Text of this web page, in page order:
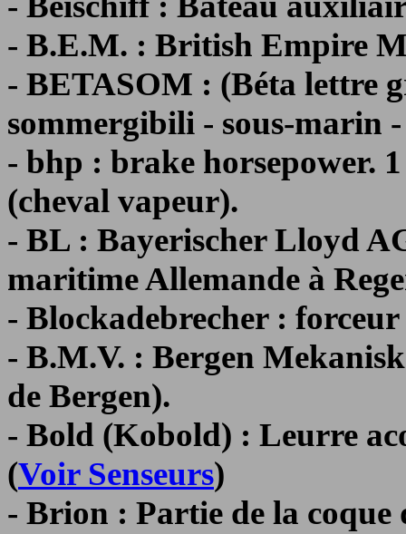
- B.E.M. : British Empire
- BETASOM : (Béta lettre
sommergibili - sous-marin
- bhp : brake horsepower.
(cheval vapeur).
- BL : Bayerischer Lloyd
maritime Allemande à
- Blockadebrecher : forceur
- B.M.V. : Bergen
de Bergen).
- Bold (Kobold) : Leurre
(Voir Senseurs)
- Brion : Partie de la coque